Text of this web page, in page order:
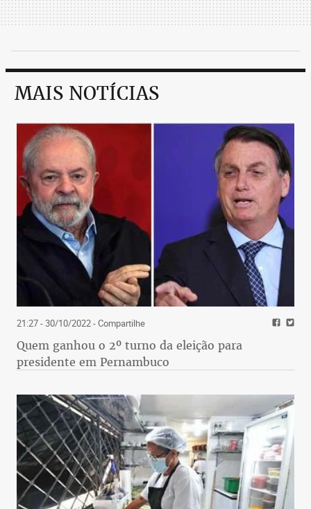
MAIS NOTÍCIAS
21:27 - 30/10/2022- Compartilhe
Quem ganhou o 2º turno da eleição para
presidente em Pernambuco